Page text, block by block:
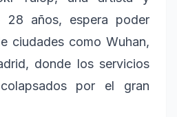
28 años, espera poder
ciudades como Wuhan,
donde los servicios
por el gran